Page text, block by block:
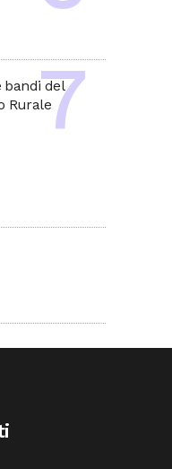
bandi del
Rurale